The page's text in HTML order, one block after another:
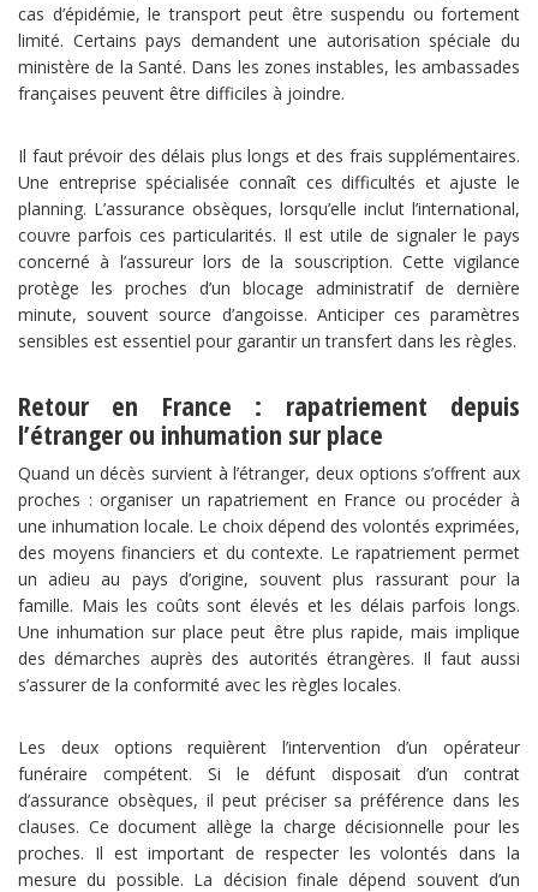
cas d’épidémie, le transport peut être suspendu ou fortement
limité. Certains pays demandent une autorisation spéciale du
ministère de la Santé. Dans les zones instables, les ambassades
françaises peuvent être difficiles à joindre.
Il faut prévoir des délais plus longs et des frais supplémentaires.
Une entreprise spécialisée connaît ces difficultés et ajuste le
planning. L’assurance obsèques, lorsqu’elle inclut l’international,
couvre parfois ces particularités. Il est utile de signaler le pays
concerné à l’assureur lors de la souscription. Cette vigilance
protège les proches d’un blocage administratif de dernière
minute, souvent source d’angoisse. Anticiper ces paramètres
sensibles est essentiel pour garantir un transfert dans les règles.
Retour en France : rapatriement depuis
l’étranger ou inhumation sur place
Quand un décès survient à l’étranger, deux options s’offrent aux
proches : organiser un rapatriement en France ou procéder à
une inhumation locale. Le choix dépend des volontés exprimées,
des moyens financiers et du contexte. Le rapatriement permet
un adieu au pays d’origine, souvent plus rassurant pour la
famille. Mais les coûts sont élevés et les délais parfois longs.
Une inhumation sur place peut être plus rapide, mais implique
des démarches auprès des autorités étrangères. Il faut aussi
s’assurer de la conformité avec les règles locales.
Les deux options requièrent l’intervention d’un opérateur
funéraire compétent. Si le défunt disposait d’un contrat
d’assurance obsèques, il peut préciser sa préférence dans les
clauses. Ce document allège la charge décisionnelle pour les
proches. Il est important de respecter les volontés dans la
mesure du possible. La décision finale dépend souvent d’un